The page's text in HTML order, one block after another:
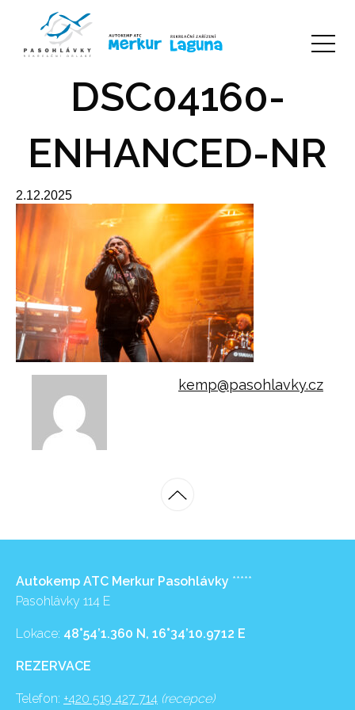
DSC04160-
ENHANCED-NR
2.12.2025
kemp@pasohlavky.cz
Autokemp ATC Merkur Pasohlávky *****
Pasohlávky 114 E
Lokace: 48°54’1.360 N, 16°34’10.9712 E
REZERVACE
Telefon: +420 519 427 714 (recepce)